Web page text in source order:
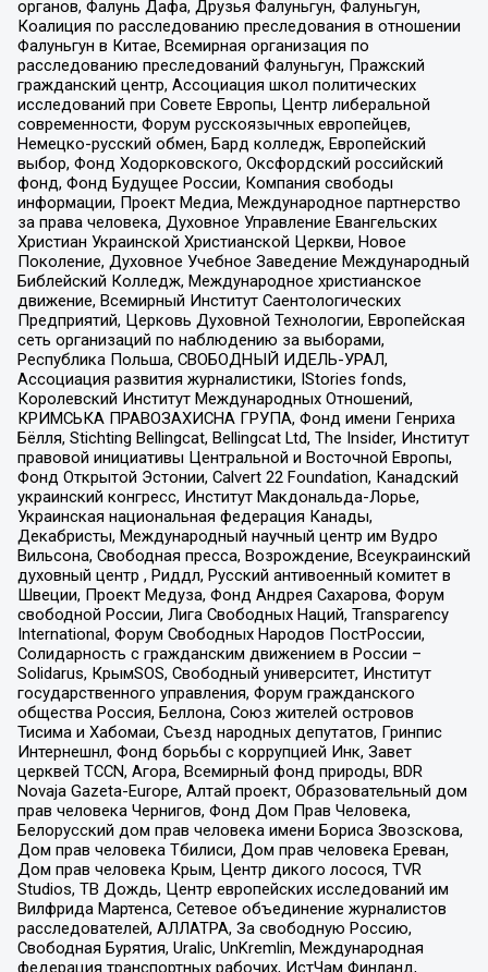
органов, Фалунь Дафа, Друзья Фалуньгун, Фалуньгун,
Коалиция по расследованию преследования в отношении
Фалуньгун в Китае, Всемирная организация по
расследованию преследований Фалуньгун, Пражский
гражданский центр, Ассоциация школ политических
исследований при Совете Европы, Центр либеральной
современности, Форум русскоязычных европейцев,
Немецко-русский обмен, Бард колледж, Европейский
выбор, Фонд Ходорковского, Оксфордский российский
фонд, Фонд Будущее России, Компания свободы
информации, Проект Медиа, Международное партнерство
за права человека, Духовное Управление Евангельских
Христиан Украинской Христианской Церкви, Новое
Поколение, Духовное Учебное Заведение Международный
Библейский Колледж, Международное христианское
движение, Всемирный Институт Саентологических
Предприятий, Церковь Духовной Технологии, Европейская
сеть организаций по наблюдению за выборами,
Республика Польша, СВОБОДНЫЙ ИДЕЛЬ-УРАЛ,
Ассоциация развития журналистики, IStories fonds,
Королевский Институт Международных Отношений,
КРИМСЬКА ПРАВОЗАХИСНА ГРУПА, Фонд имени Генриха
Бёлля, Stichting Bellingcat, Bellingcat Ltd, The Insider, Институт
правовой инициативы Центральной и Восточной Европы,
Фонд Открытой Эстонии, Calvert 22 Foundation, Канадский
украинский конгресс, Институт Макдональда-Лорье,
Украинская национальная федерация Канады,
Декабристы, Международный научный центр им Вудро
Вильсона, Свободная пресса, Возрождение, Всеукраинский
духовный центр , Риддл, Русский антивоенный комитет в
Швеции, Проект Медуза, Фонд Андрея Сахарова, Форум
свободной России, Лига Свободных Наций, Transparеncy
International, Форум Свободных Народов ПостРоссии,
Солидарность с гражданским движением в России –
Solidarus, КрымSOS, Свободный университет, Институт
государственного управления, Форум гражданского
общества Россия, Беллона, Союз жителей островов
Тисима и Хабомаи, Съезд народных депутатов, Гринпис
Интернешнл, Фонд борьбы с коррупцией Инк, Завет
церквей TCCN, Агора, Всемирный фонд природы, BDR
Novaja Gazeta-Europe, Алтай проект, Образовательный дом
прав человека Чернигов, Фонд Дом Прав Человека,
Белорусский дом прав человека имени Бориса Звозскова,
Дом прав человека Тбилиси, Дом прав человека Ереван,
Дом прав человека Крым, Центр дикого лосося, TVR
Studios, ТВ Дождь, Центр европейских исследований им
Вилфрида Мартенса, Сетевое объединение журналистов
расследователей, АЛЛАТРА, За свободную Россию,
Свободная Бурятия, Uralic, UnKremlin, Международная
федерация транспортных рабочих, ИстЧам Финланд,